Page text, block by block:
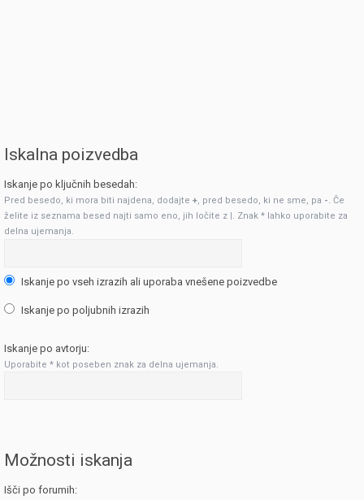
Iskalna poizvedba
Iskanje po ključnih besedah:
Pred besedo, ki mora biti najdena, dodajte +, pred besedo, ki ne sme, pa -. Če
želite iz seznama besed najti samo eno, jih ločite z |. Znak * lahko uporabite za
delna ujemanja.
Iskanje po vseh izrazih ali uporaba vnešene poizvedbe
Iskanje po poljubnih izrazih
Iskanje po avtorju:
Uporabite * kot poseben znak za delna ujemanja.
Možnosti iskanja
Išči po forumih: